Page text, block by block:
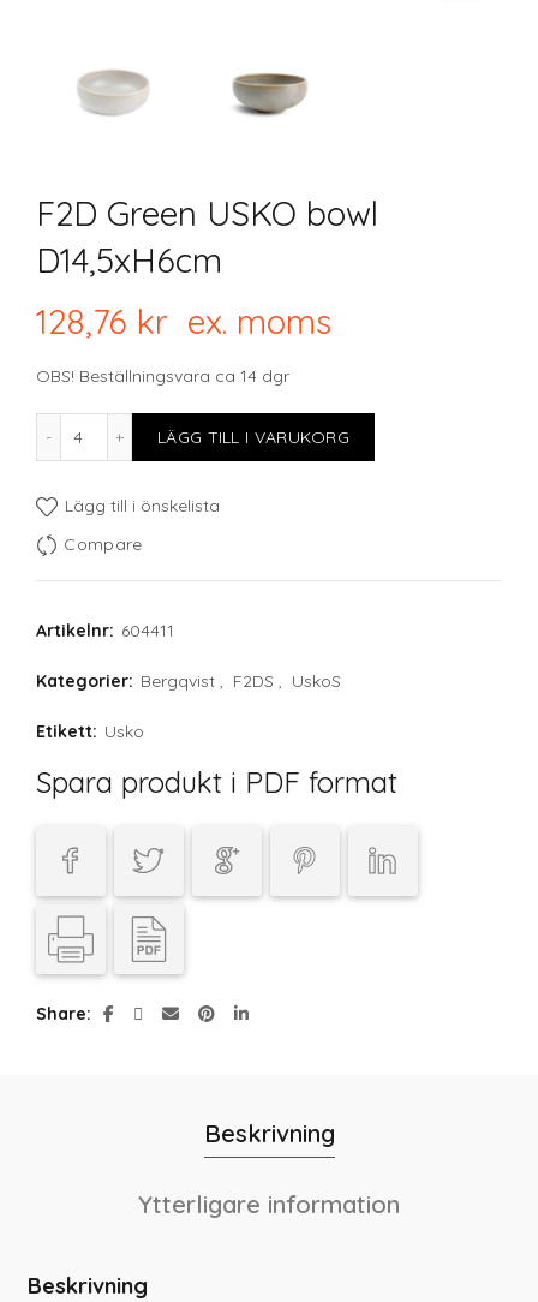
F2D Green USKO bowl
D14,5xH6cm
128,76 kr ex. moms
OBS! Beställningsvara ca 14 dgr
F2D Green USKO bowl D14,5xH6cm mängd
LÄGG TILL I VARUKORG
Lägg till i önskelista
Compare
Artikelnr: 604411
Kategorier: Bergqvist , F2DS , UskoS
Etikett: Usko
Spara produkt i PDF format
Share
Beskrivning
Ytterligare information
Beskrivning